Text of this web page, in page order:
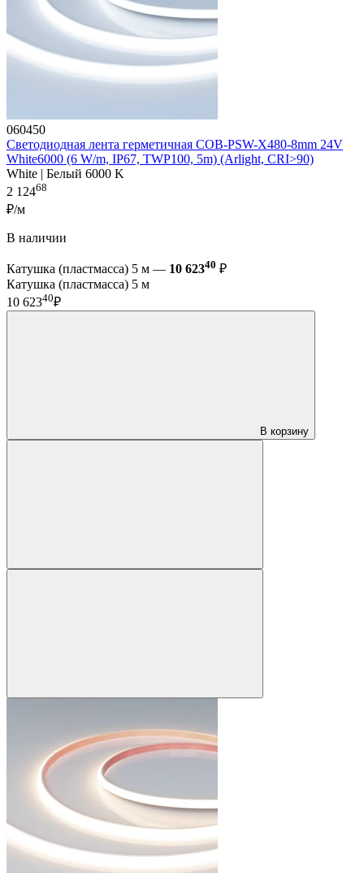
060450
Светодиодная лента герметичная COB-PSW-X480-8mm 24V
White6000 (6 W/m, IP67, TWP100, 5m) (Arlight, CRI>90)
White | Белый 6000 K
2 12468
₽/м
В наличии
Катушка (пластмасса) 5 м — 10 62340 ₽
Катушка (пластмасса) 5 м
10 62340₽
В корзину